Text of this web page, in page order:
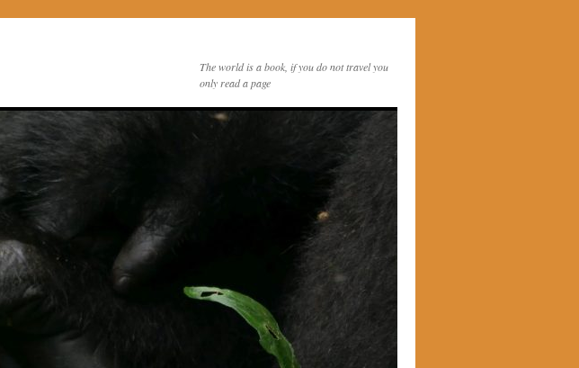
The world is a book, if you do not travel you
only read a page